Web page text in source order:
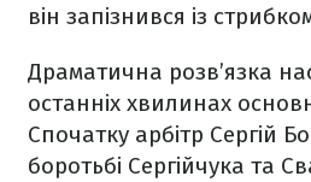
він запізнився із
Драматична розв’язка
останніх хвилинах
Спочатку арбітр Сергій
боротьбі Сергійчука та